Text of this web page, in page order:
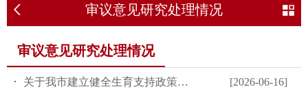
审议意见研究处理情况
审议意见研究处理情况
关于我市建立健全生育支持政策体系、促进人口高质量发展工作情况... [2026-06-16]